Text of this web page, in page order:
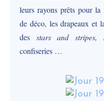
leurs rayons prêts pour la
de déco, les drapeaux et
des stars and stripes,
confiseries …